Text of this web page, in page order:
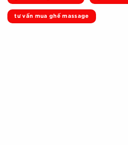
tư vấn mua ghế massage